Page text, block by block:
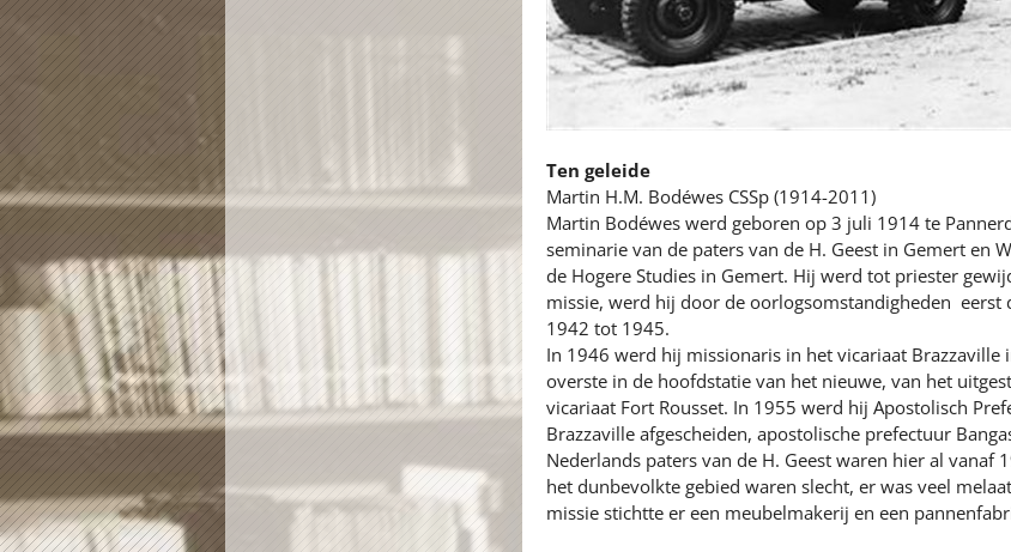
Ten geleide
Martin H.M. Bodéwes CSSp (1914-2011)
Martin Bodéwes werd geboren op 3 juli 1914 te
seminarie van de paters van de H. Geest in Gemert en
de Hogere Studies in Gemert. Hij werd tot priester
missie, werd hij door de oorlogsomstandigheden eerst
1942 tot 1945.
In 1946 werd hij missionaris in het vicariaat Brazzaville
overste in de hoofdstatie van het nieuwe, van het
vicariaat Fort Rousset. In 1955 werd hij Apostolisch
Brazzaville afgescheiden, apostolische prefectuur
Nederlands paters van de H. Geest waren hier al vanaf
het dunbevolkte gebied waren slecht, er was veel
missie stichtte er een meubelmakerij en een